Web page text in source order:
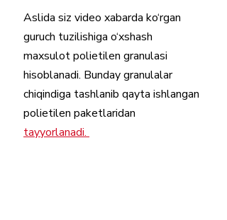
Aslida siz video xabarda ko‘rgan
guruch tuzilishiga o‘xshash
maxsulot polietilen granulasi
hisoblanadi. Bunday granulalar
chiqindiga tashlanib qayta ishlangan
polietilen paketlaridan
tayyorlanadi.